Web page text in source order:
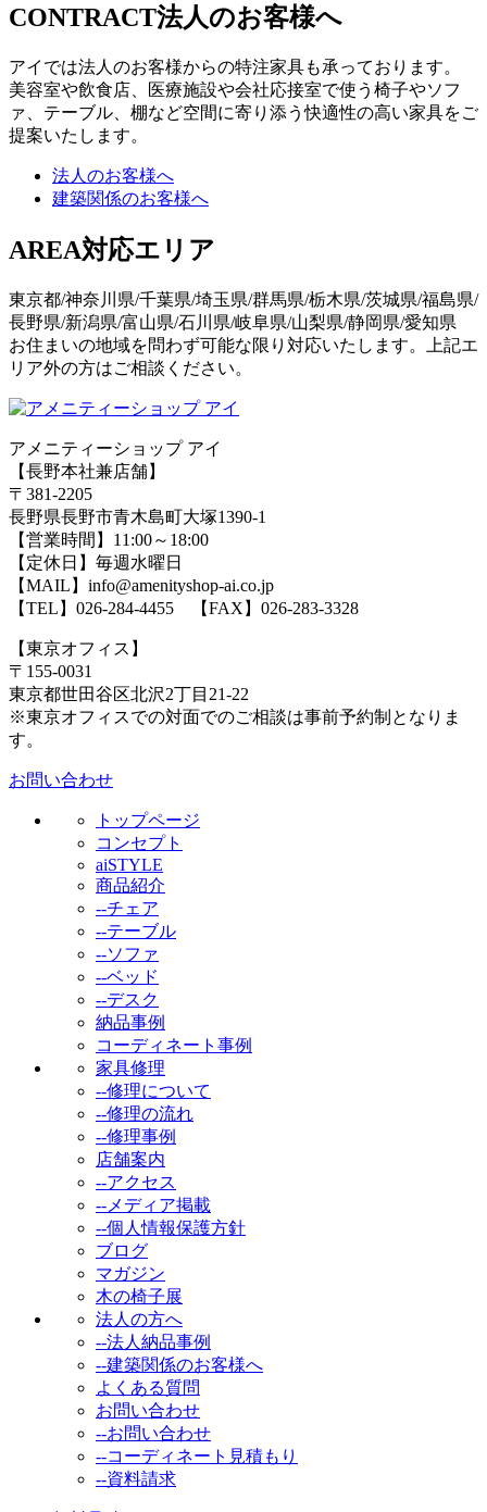
CONTRACT法人のお客様へ
アイでは法人のお客様からの特注家具も承っております。
美容室や飲食店、医療施設や会社応接室で使う椅子やソフ
ァ、テーブル、棚など空間に寄り添う快適性の高い家具をご
提案いたします。
法人のお客様へ
建築関係のお客様へ
AREA対応エリア
東京都/神奈川県/千葉県/埼玉県/群馬県/栃木県/茨城県/福島県/
長野県/新潟県/富山県/石川県/岐阜県/山梨県/静岡県/愛知県
お住まいの地域を問わず可能な限り対応いたします。上記エ
リア外の方はご相談ください。
アメニティーショップ アイ
【長野本社兼店舗】
〒381-2205
長野県長野市青木島町大塚1390-1
【営業時間】11:00～18:00
【定休日】毎週水曜日
【MAIL】info@amenityshop-ai.co.jp
【TEL】 026-284-4455 【FAX】026-283-3328
【東京オフィス】
〒155-0031
東京都世田谷区北沢2丁目21-22
※東京オフィスでの対面でのご相談は事前予約制となりま
す。
お問い合わせ
トップページ
コンセプト
aiSTYLE
商品紹介
--チェア
--テーブル
--ソファ
--ベッド
--デスク
納品事例
コーディネート事例
家具修理
--修理について
--修理の流れ
--修理事例
店舗案内
--アクセス
--メディア掲載
--個人情報保護方針
ブログ
マガジン
木の椅子展
法人の方へ
--法人納品事例
--建築関係のお客様へ
よくある質問
お問い合わせ
--お問い合わせ
--コーディネート見積もり
--資料請求